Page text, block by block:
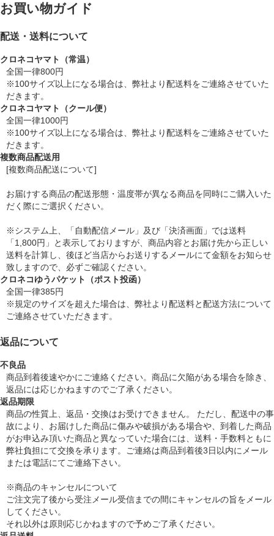
お買い物ガイド
配送・送料について
クロネコヤマト（常温）
全国一律800円
※100サイズ以上になる場合は、弊社より配送料をご連絡させていた
だきます。
クロネコヤマト（クール便）
全国一律1000円
※100サイズ以上になる場合は、弊社より配送料をご連絡させていた
だきます。
複数商品配送用
[複数商品配送について]
お届けする商品の配送形態・温度帯が異なる商品を同時にご購入いた
だく際にご選択ください。
※システム上、「自動配信メール」及び「決済画面」では送料
「1,800円」と表示しておりますが、商品内容とお届け先から正しい
送料を計算し、後ほど当店からお送りするメールにて金額をお知らせ
致しますので、必ずご確認ください。
クロネコゆうパケット（ポスト投函）
全国一律385円
※規定のサイズを超えた場合は、弊社より配送料と配送方法について
ご連絡させていただきます。
返品について
不良品
商品到着後速やかにご連絡ください。商品に欠陥がある場合を除き、
返品には応じかねますのでご了承ください。
返品期限
商品の性質上、返品・交換はお受けできません。 ただし、配送中の事
故により、お届けした商品に傷みや破損がある場合や、到着した商品
がお申込み頂いた商品と異なっていた場合には、送料・手数料ともに
弊社負担にて交換を承ります。ご連絡は商品到着後3日以内にメール
または電話にてご連絡下さい。
※商品のキャンセルについて
ご注文完了後から受注メール受信までの間にキャンセルの旨をメール
してください。
それ以外は原則応じかねますので予めご了承ください。